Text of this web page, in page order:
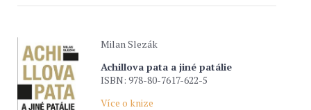
Milan Slezák
Achillova pata a jiné patálie
ISBN: 978-80-7617-622-5
Více o knize